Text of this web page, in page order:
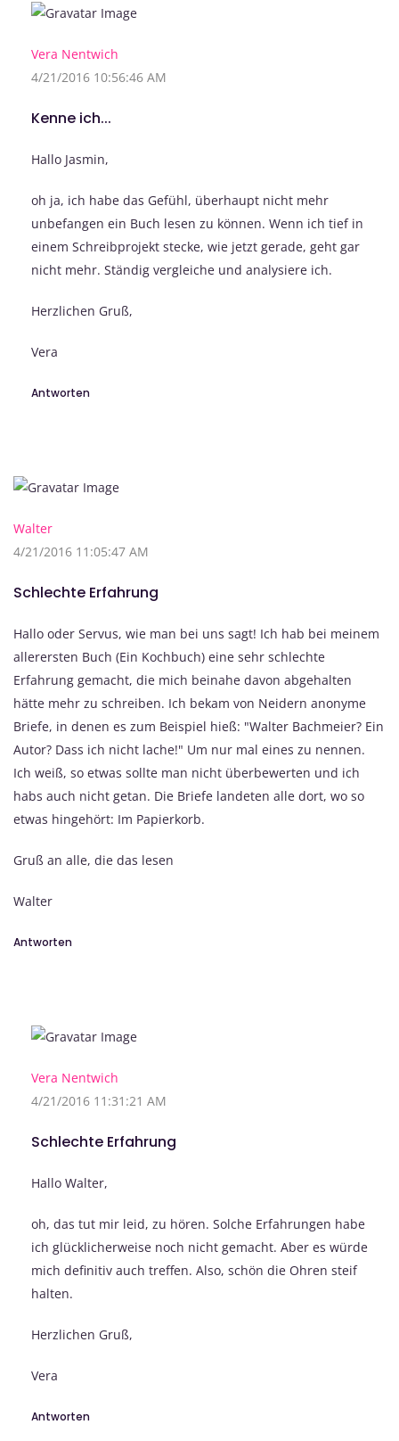
Vera Nentwich
4/21/2016 10:56:46 AM
Kenne ich...
Hallo Jasmin,
oh ja, ich habe das Gefühl, überhaupt nicht mehr
unbefangen ein Buch lesen zu können. Wenn ich tief in
einem Schreibprojekt stecke, wie jetzt gerade, geht gar
nicht mehr. Ständig vergleiche und analysiere ich.
Herzlichen Gruß,
Vera
Antworten
Walter
4/21/2016 11:05:47 AM
Schlechte Erfahrung
Hallo oder Servus, wie man bei uns sagt! Ich hab bei meinem
allerersten Buch (Ein Kochbuch) eine sehr schlechte
Erfahrung gemacht, die mich beinahe davon abgehalten
hätte mehr zu schreiben. Ich bekam von Neidern anonyme
Briefe, in denen es zum Beispiel hieß: "Walter Bachmeier? Ein
Autor? Dass ich nicht lache!" Um nur mal eines zu nennen.
Ich weiß, so etwas sollte man nicht überbewerten und ich
habs auch nicht getan. Die Briefe landeten alle dort, wo so
etwas hingehört: Im Papierkorb.
Gruß an alle, die das lesen
Walter
Antworten
Vera Nentwich
4/21/2016 11:31:21 AM
Schlechte Erfahrung
Hallo Walter,
oh, das tut mir leid, zu hören. Solche Erfahrungen habe
ich glücklicherweise noch nicht gemacht. Aber es würde
mich definitiv auch treffen. Also, schön die Ohren steif
halten.
Herzlichen Gruß,
Vera
Antworten